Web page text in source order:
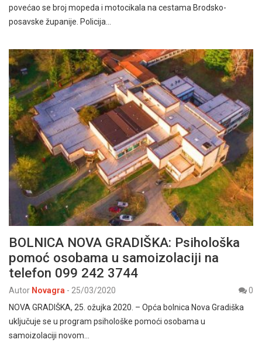
povećao se broj mopeda i motocikala na cestama Brodsko-
posavske županije. Policija…
BOLNICA NOVA GRADIŠKA: Psihološka
pomoć osobama u samoizolaciji na
telefon 099 242 3744
Autor Novagra - 25/03/2020
0
NOVA GRADIŠKA, 25. ožujka 2020. – Opća bolnica Nova Gradiška
uključuje se u program psihološke pomoći osobama u
samoizolaciji novom…